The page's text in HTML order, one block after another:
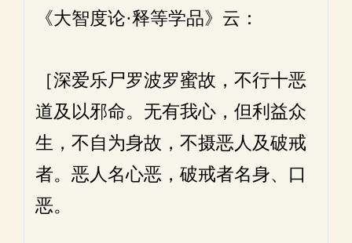
《大智度论·释等学品》云：
［深爱乐尸罗波罗蜜故，不行十恶
道及以邪命。无有我心，但利益众
生，不自为身故，不摄恶人及破戒
者。恶人名心恶，破戒者名身、口
恶。